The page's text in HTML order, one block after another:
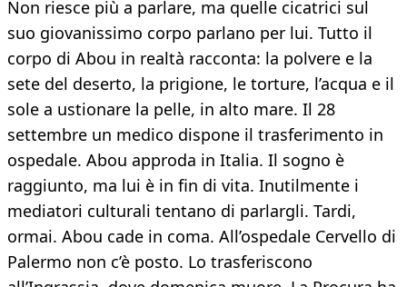
Non riesce più a parlare, ma quelle cicatrici sul
suo giovanissimo corpo parlano per lui. Tutto il
corpo di Abou in realtà racconta: la polvere e la
sete del deserto, la prigione, le torture, l’acqua e il
sole a ustionare la pelle, in alto mare. Il 28
settembre un medico dispone il trasferimento in
ospedale. Abou approda in Italia. Il sogno è
raggiunto, ma lui è in fin di vita. Inutilmente i
mediatori culturali tentano di parlargli. Tardi,
ormai. Abou cade in coma. All’ospedale Cervello di
Palermo non c’è posto. Lo trasferiscono